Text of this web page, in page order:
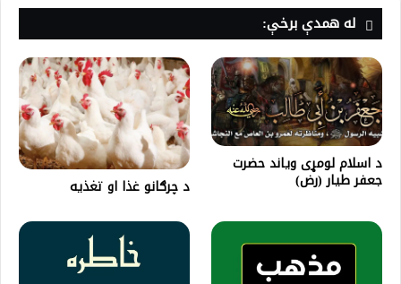
له همدې برخې:
د اسلام لومړی وياند حضرت
جعفر طیار (رض) د چرګانو غذا او تغذیه